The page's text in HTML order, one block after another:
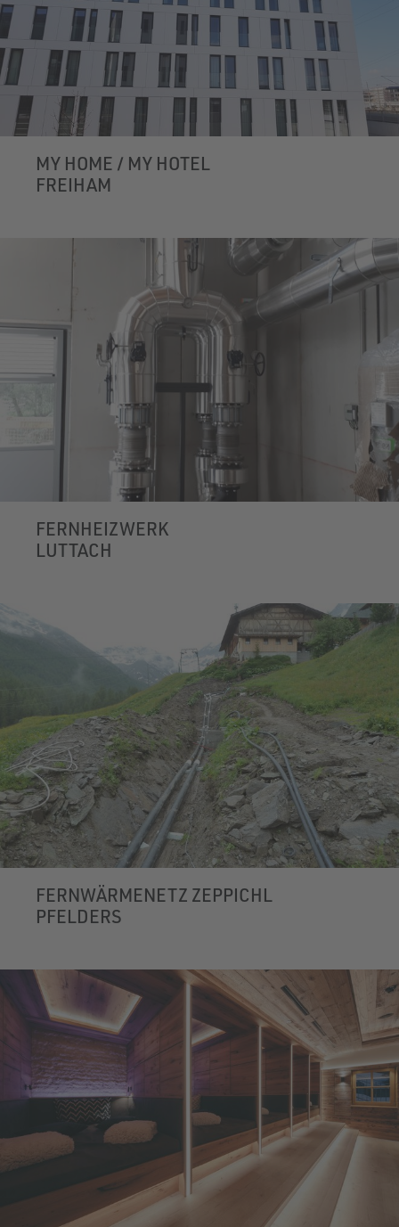
MY HOME / MY HOTEL
FREIHAM
FERNHEIZWERK
LUTTACH
FERNWÄRMENETZ ZEPPICHL
PFELDERS